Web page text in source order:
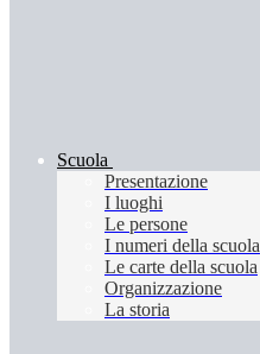
Scuola
Presentazione
I luoghi
Le persone
I numeri della scuola
Le carte della scuola
Organizzazione
La storia